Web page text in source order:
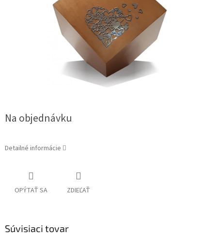
Na objednávku
Detailné informácie
OPÝTAŤ SA ZDIEĽAŤ
Súvisiaci tovar